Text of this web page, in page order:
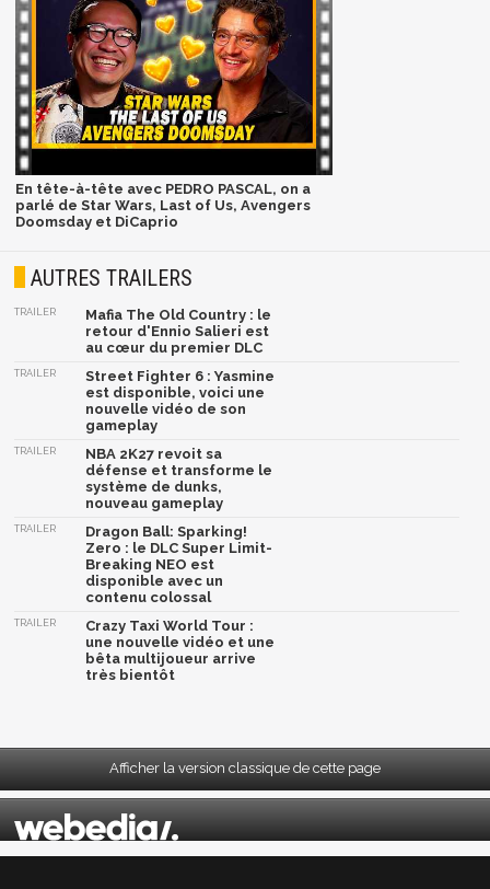
En tête-à-tête avec PEDRO PASCAL, on a
parlé de Star Wars, Last of Us, Avengers
Doomsday et DiCaprio
AUTRES TRAILERS
TRAILER
Mafia The Old Country : le
retour d'Ennio Salieri est
au cœur du premier DLC
TRAILER
Street Fighter 6 : Yasmine
est disponible, voici une
nouvelle vidéo de son
gameplay
TRAILER
NBA 2K27 revoit sa
défense et transforme le
système de dunks,
nouveau gameplay
TRAILER
Dragon Ball: Sparking!
Zero : le DLC Super Limit-
Breaking NEO est
disponible avec un
contenu colossal
TRAILER
Crazy Taxi World Tour :
une nouvelle vidéo et une
bêta multijoueur arrive
très bientôt
Afficher la version classique de cette page